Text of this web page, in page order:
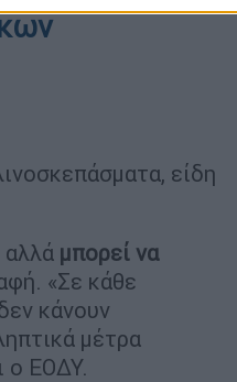
είδη
αλλά μπορεί να
«Σε κάθε
κάνουν
μέτρα
ο ΕΟΔΥ.